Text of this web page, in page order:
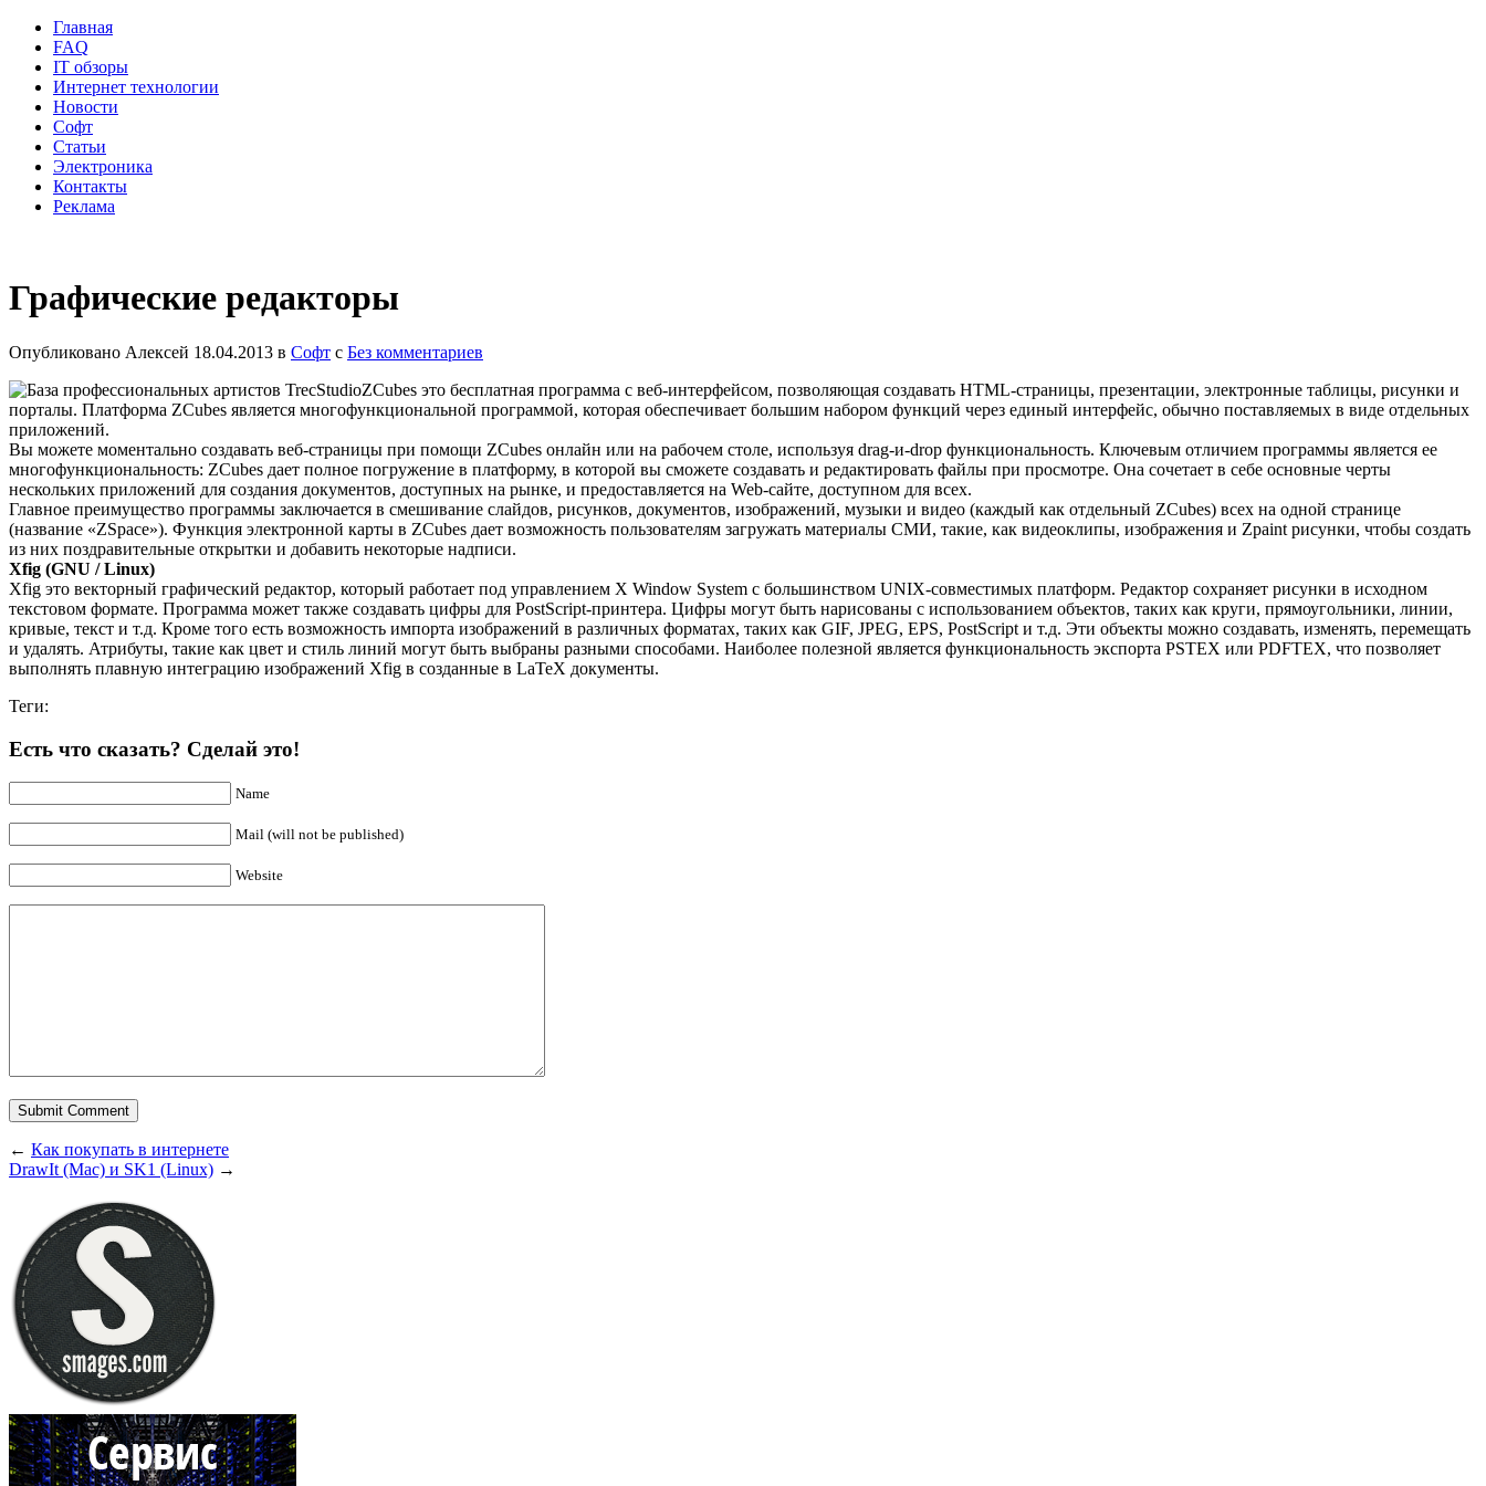
Главная
FAQ
IT обзоры
Интернет технологии
Новости
Софт
Статьи
Электроника
Контакты
Реклама
Графические редакторы
Опубликовано Алексей 18.04.2013 в Софт с Без комментариев
ZCubes это бесплатная программа с веб-интерфейсом, позволяющая создавать HTML-страницы, презентации, электронные таблицы, рисунки и
порталы. Платформа ZCubes является многофункциональной программой, которая обеспечивает большим набором функций через единый интерфейс, обычно поставляемых в виде отдельных
приложений.
Вы можете моментально создавать веб-страницы при помощи ZCubes онлайн или на рабочем столе, используя drag-и-drop функциональность. Ключевым отличием программы является ее
многофункциональность: ZCubes дает полное погружение в платформу, в которой вы сможете создавать и редактировать файлы при просмотре. Она сочетает в себе основные черты
нескольких приложений для создания документов, доступных на рынке, и предоставляется на Web-сайте, доступном для всех.
Главное преимущество программы заключается в смешивание слайдов, рисунков, документов, изображений, музыки и видео (каждый как отдельный ZCubes) всех на одной странице
(название «ZSpace»). Функция электронной карты в ZCubes дает возможность пользователям загружать материалы СМИ, такие, как видеоклипы, изображения и Zpaint рисунки, чтобы создать
из них поздравительные открытки и добавить некоторые надписи.
Xfig (GNU / Linux)
Xfig это векторный графический редактор, который работает под управлением X Window System с большинством UNIX-совместимых платформ. Редактор сохраняет рисунки в исходном
текстовом формате. Программа может также создавать цифры для PostScript-принтера. Цифры могут быть нарисованы с использованием объектов, таких как круги, прямоугольники, линии,
кривые, текст и т.д. Кроме того есть возможность импорта изображений в различных форматах, таких как GIF, JPEG, EPS, PostScript и т.д. Эти объекты можно создавать, изменять, перемещать
и удалять. Атрибуты, такие как цвет и стиль линий могут быть выбраны разными способами. Наиболее полезной является функциональность экспорта PSTEX или PDFTEX, что позволяет
выполнять плавную интеграцию изображений Xfig в созданные в LaTeX документы.
Теги:
Есть что сказать? Сделай это!
Name
Mail (will not be published)
Website
← Как покупать в интернете
DrawIt (Mac) и SK1 (Linux) →